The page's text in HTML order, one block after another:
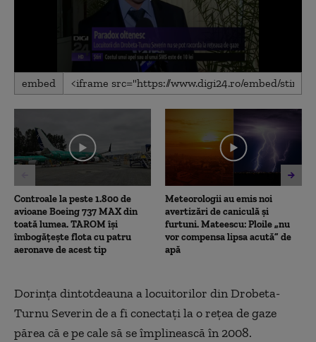
0
seconds
2
3
seconds
embed
Controale la peste 1.800 de
avioane Boeing 737 MAX din
toată lumea. TAROM își
îmbogățește flota cu patru
aeronave de acest tip
Meteorologii au emis noi
avertizări de caniculă și
furtuni. Mateescu: Ploile „nu
vor compensa lipsa acută” de
apă
Dorinţa dintotdeauna a locuitorilor din Drobeta-
Turnu Severin de a fi conectaţi la o reţea de gaze
părea că e pe cale să se împlinească în 2008.